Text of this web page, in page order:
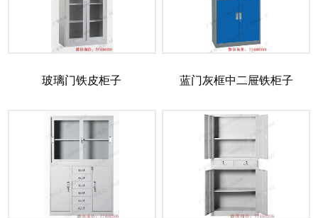
玻璃门铁皮柜子 蓝门灰框中二屉铁柜子